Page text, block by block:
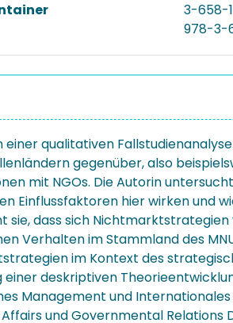
3-658-
978-3-
einer qualitativen
gegenüber, also
mit NGOs. Die Autorin
Einflussfaktoren hier wirken und
sie, dass sich
Verhalten im Stammland des
im Kontext des
einer deskriptiven
Management und
und Governmental Relations